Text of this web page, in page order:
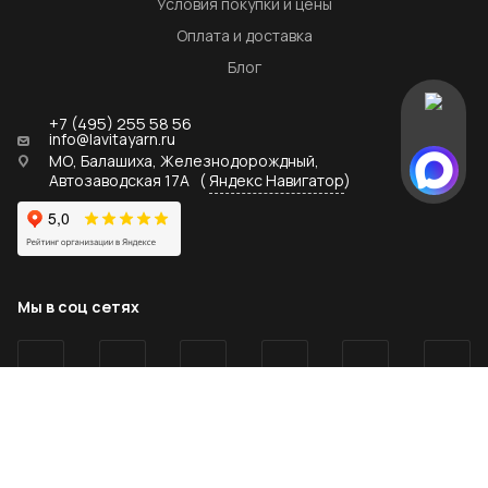
Условия покупки и цены
Оплата и доставка
Блог
+7 (495) 255 58 56
info@lavitayarn.ru
МО, Балашиха, Железнодорождный,
Автозаводская 17А (Яндекс Навигатор)
Мы в соц сетях